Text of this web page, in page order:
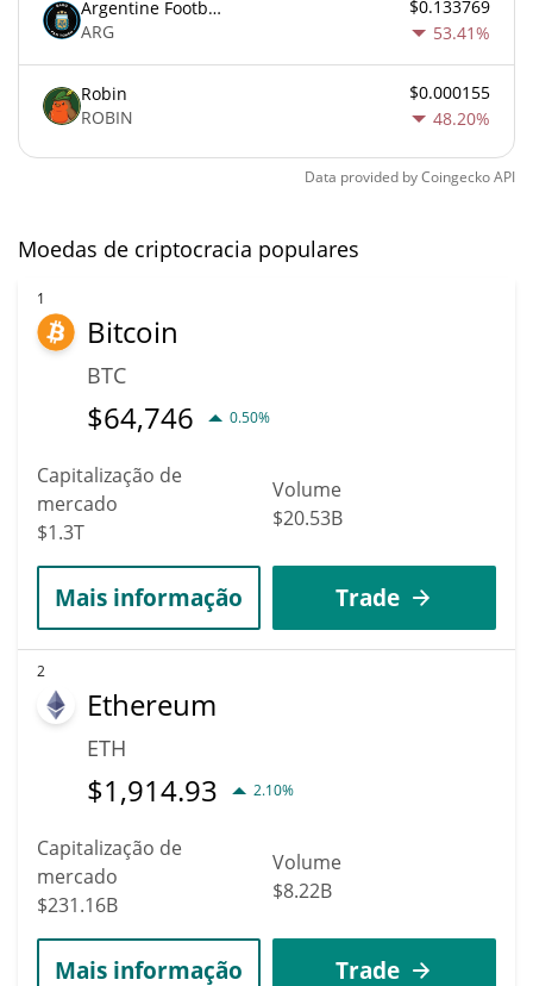
Argentine Football Association Fan Token
ARG
$0.133769
53.41%
Robin
ROBIN
$0.000155
48.20%
Data provided byCoingeckoAPI
Moedas de criptocracia populares
1
Bitcoin
BTC
$64,746 0.50%
Capitalização de
mercado
$1.3T
Volume
$20.53B
Mais informação Trade
2
Ethereum
ETH
$1,914.93 2.10%
Capitalização de
mercado
$231.16B
Volume
$8.22B
Mais informação Trade